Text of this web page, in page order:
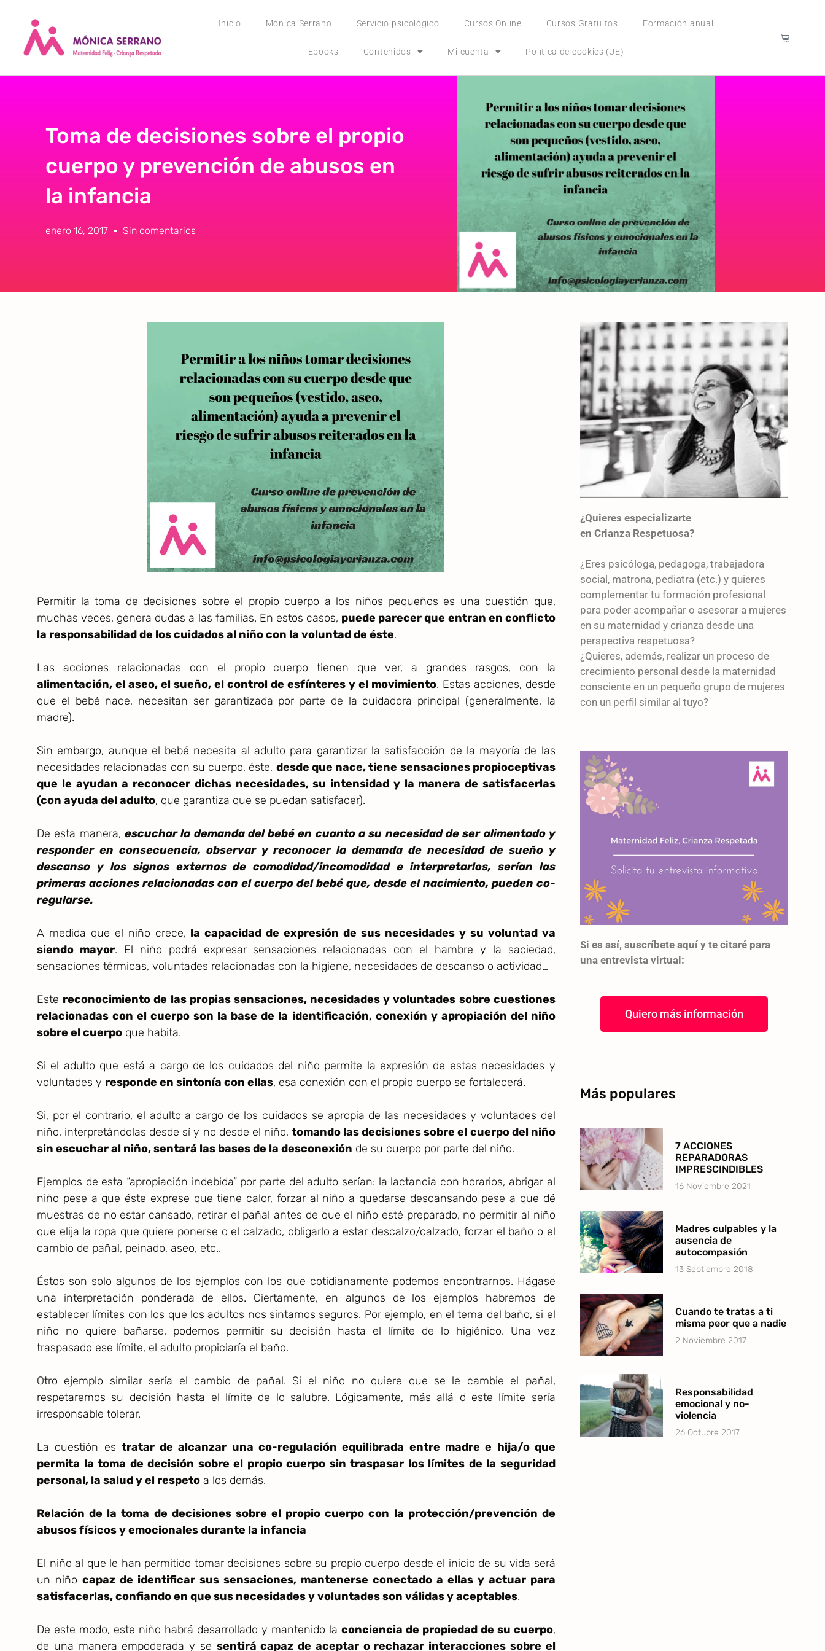
Inicio Mónica Serrano Servicio psicológico Cursos Online Cursos Gratuitos Formación anual
Ebooks Contenidos Mi cuenta Política de cookies (UE)
Toma de decisiones sobre el propio
cuerpo y prevención de abusos en
la infancia
enero 16, 2017 Sin comentarios
Permitir la toma de decisiones sobre el propio cuerpo a los niños pequeños es una cuestión que,
muchas veces, genera dudas a las familias. En estos casos, puede parecer que entran en conflicto
la responsabilidad de los cuidados al niño con la voluntad de éste.
Las acciones relacionadas con el propio cuerpo tienen que ver, a grandes rasgos, con la
alimentación, el aseo, el sueño, el control de esfínteres y el movimiento. Estas acciones, desde
que el bebé nace, necesitan ser garantizada por parte de la cuidadora principal (generalmente, la
madre).
Sin embargo, aunque el bebé necesita al adulto para garantizar la satisfacción de la mayoría de las
necesidades relacionadas con su cuerpo, éste, desde que nace, tiene sensaciones propioceptivas
que le ayudan a reconocer dichas necesidades, su intensidad y la manera de satisfacerlas
(con ayuda del adulto, que garantiza que se puedan satisfacer).
De esta manera, escuchar la demanda del bebé en cuanto a su necesidad de ser alimentado y
responder en consecuencia, observar y reconocer la demanda de necesidad de sueño y
descanso y los signos externos de comodidad/incomodidad e interpretarlos, serían las
primeras acciones relacionadas con el cuerpo del bebé que, desde el nacimiento, pueden co-
regularse.
A medida que el niño crece, la capacidad de expresión de sus necesidades y su voluntad va
siendo mayor. El niño podrá expresar sensaciones relacionadas con el hambre y la saciedad,
sensaciones térmicas, voluntades relacionadas con la higiene, necesidades de descanso o actividad…
Este reconocimiento de las propias sensaciones, necesidades y voluntades sobre cuestiones
relacionadas con el cuerpo son la base de la identificación, conexión y apropiación del niño
sobre el cuerpo que habita.
Si el adulto que está a cargo de los cuidados del niño permite la expresión de estas necesidades y
voluntades y responde en sintonía con ellas, esa conexión con el propio cuerpo se fortalecerá.
Si, por el contrario, el adulto a cargo de los cuidados se apropia de las necesidades y voluntades del
niño, interpretándolas desde sí y no desde el niño,tomando las decisiones sobre el cuerpo del niño
sin escuchar al niño, sentará las bases de la desconexión de su cuerpo por parte del niño.
Ejemplos de esta “apropiación indebida” por parte del adulto serían: la lactancia con horarios, abrigar al
niño pese a que éste exprese que tiene calor, forzar al niño a quedarse descansando pese a que dé
muestras de no estar cansado, retirar el pañal antes de que el niño esté preparado, no permitir al niño
que elija la ropa que quiere ponerse o el calzado, obligarlo a estar descalzo/calzado, forzar el baño o el
cambio de pañal, peinado, aseo, etc..
Éstos son solo algunos de los ejemplos con los que cotidianamente podemos encontrarnos. Hágase
una interpretación ponderada de ellos. Ciertamente, en algunos de los ejemplos habremos de
establecer límites con los que los adultos nos sintamos seguros. Por ejemplo, en el tema del baño, si el
niño no quiere bañarse, podemos permitir su decisión hasta el límite de lo higiénico. Una vez
traspasado ese límite, el adulto propiciaría el baño.
Otro ejemplo similar sería el cambio de pañal. Si el niño no quiere que se le cambie el pañal,
respetaremos su decisión hasta el límite de lo salubre. Lógicamente, más allá d este límite sería
irresponsable tolerar.
La cuestión es tratar de alcanzar una co-regulación equilibrada entre madre e hija/o que
permita la toma de decisión sobre el propio cuerpo sin traspasar los límites de la seguridad
personal, la salud y el respeto a los demás.
Relación de la toma de decisiones sobre el propio cuerpo con la protección/prevención de
abusos físicos y emocionales durante la infancia
El niño al que le han permitido tomar decisiones sobre su propio cuerpo desde el inicio de su vida será
un niño capaz de identificar sus sensaciones, mantenerse conectado a ellas y actuar para
satisfacerlas, confiando en que sus necesidades y voluntades son válidas y aceptables.
De este modo, este niño habrá desarrollado y mantenido la conciencia de propiedad de su cuerpo,
de una manera empoderada y se sentirá capaz de aceptar o rechazar interacciones sobre el
¿Quieres especializarte
en Crianza Respetuosa?
¿Eres psicóloga, pedagoga, trabajadora
social, matrona, pediatra (etc.) y quieres
complementar tu formación profesional
para poder acompañar o asesorar a mujeres
en su maternidad y crianza desde una
perspectiva respetuosa?
¿Quieres, además, realizar un proceso de
crecimiento personal desde la maternidad
consciente en un pequeño grupo de mujeres
con un perfil similar al tuyo?
Si es así, suscríbete aquí y te citaré para
una entrevista virtual:
Quiero más información
Más populares
7 ACCIONES
REPARADORAS
IMPRESCINDIBLES
16 Noviembre 2021
Madres culpables y la
ausencia de
autocompasión
13 Septiembre 2018
Cuando te tratas a ti
misma peor que a nadie
2 Noviembre 2017
Responsabilidad
emocional y no-
violencia
26 Octubre 2017